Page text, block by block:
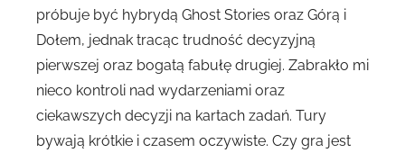
próbuje być hybrydą Ghost Stories oraz Górą i
Dołem, jednak tracąc trudność decyzyjną
pierwszej oraz bogatą fabułę drugiej. Zabrakło mi
nieco kontroli nad wydarzeniami oraz
ciekawszych decyzji na kartach zadań. Tury
bywają krótkie i czasem oczywiste. Czy gra jest